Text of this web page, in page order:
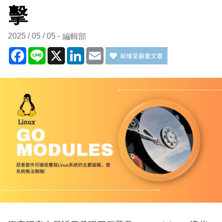
擊
2025 / 05 / 05 編輯部
Facebook
Line X LinkedIn
Email